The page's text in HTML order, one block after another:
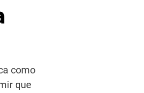
como
que